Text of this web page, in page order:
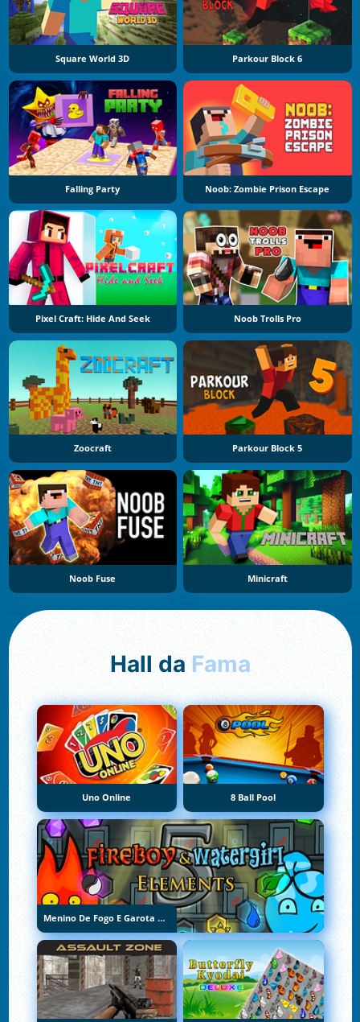
Square World 3D Parkour Block 6
Falling Party Noob: Zombie Prison Escape
Pixel Craft: Hide And Seek Noob Trolls Pro
Zoocraft Parkour Block 5
Noob Fuse Minicraft
Hall da Fama
Uno Online 8 Ball Pool
Menino De Fogo E Garota De Água 5: Elementos